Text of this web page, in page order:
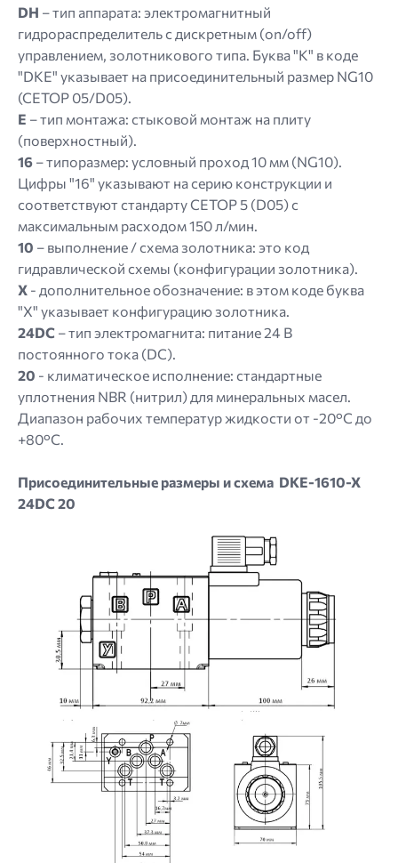
DH – тип аппарата: электромагнитный
гидрораспределитель с дискретным (on/off)
управлением, золотникового типа. Буква "K" в коде
"DKE" указывает на присоединительный размер NG10
(CETOP 05/D05).
E – тип монтажа: стыковой монтаж на плиту
(поверхностный).
16 – типоразмер: условный проход 10 мм (NG10).
Цифры "16" указывают на серию конструкции и
соответствуют стандарту CETOP 5 (D05) с
максимальным расходом 150 л/мин.
10 – выполнение / схема золотника: это код
гидравлической схемы (конфигурации золотника).
X - дополнительное обозначение: в этом коде буква
"X" указывает конфигурацию золотника.
24DC – тип электромагнита: питание 24 В
постоянного тока (DC).
20 - климатическое исполнение: стандартные
уплотнения NBR (нитрил) для минеральных масел.
Диапазон рабочих температур жидкости от -20°C до
+80°C.
Присоединительные размеры и схема DKE-1610-X
24DC 20